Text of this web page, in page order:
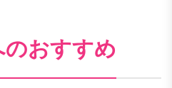
のおすすめ